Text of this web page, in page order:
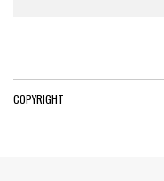
COPYRIGHT